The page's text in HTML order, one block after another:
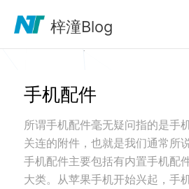
梓潼Blog
手机配件
所谓手机配件毫无疑问指的是手
关连的附件，也就是我们通常所
手机配件主要包括有内置手机配
大类。从苹果手机开始兴起，手